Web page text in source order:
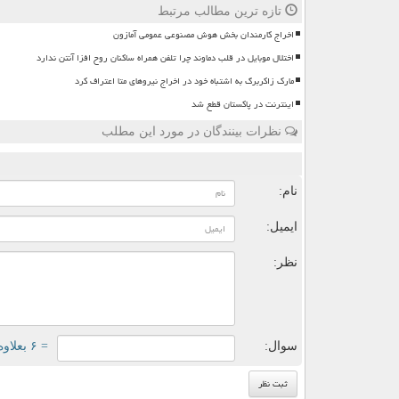
تازه ترین مطالب مرتبط
اخراج کارمندان بخش هوش مصنوعی عمومی آمازون
اختلال موبایل در قلب دماوند چرا تلفن همراه ساکنان روح افزا آنتن ندارد
مارک زاکربرگ به اشتباه خود در اخراج نیروهای متا اعتراف کرد
اینترنت در پاکستان قطع شد
نظرات بینندگان در مورد این مطلب
نام:
ایمیل:
نظر:
سوال: = ۶ بعلاوه ۵